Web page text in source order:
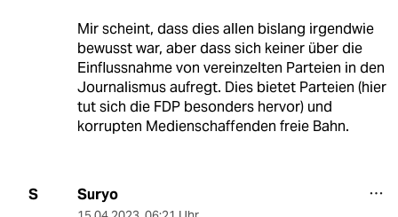
Mir scheint, dass dies allen bislang irgendwie
bewusst war, aber dass sich keiner über die
Einflussnahme von vereinzelten Parteien in den
Journalismus aufregt. Dies bietet Parteien (hier
tut sich die FDP besonders hervor) und
korrupten Medienschaffenden freie Bahn.
S Suryo